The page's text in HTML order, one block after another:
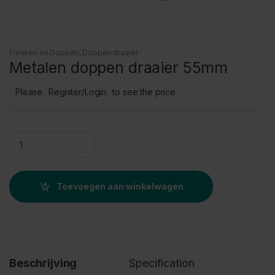
Flessen en Doppen, Doppen draaier
Metalen doppen draaier 55mm
Please Register/Login to see the price
Toevoegen aan winkelwagen
Beschrijving Specification